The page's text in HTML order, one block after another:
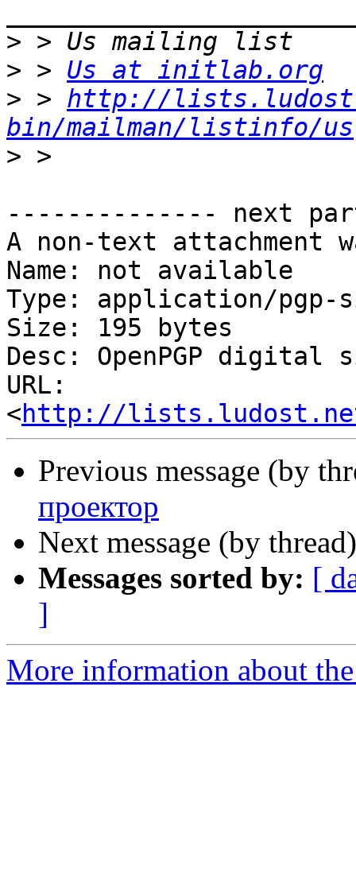
>
> > Us at initlab.org
> > http://
bin/mailman/listinfo/us
>
-------------- next
A non-text attachment
Name: not available
Type: application/pgp-
Size: 195 bytes
Desc: OpenPGP digital
URL:
<http://lists.ludost.net/
Previous message (by
проектор
Next message (by
Messages sorted by: [
]
More information about